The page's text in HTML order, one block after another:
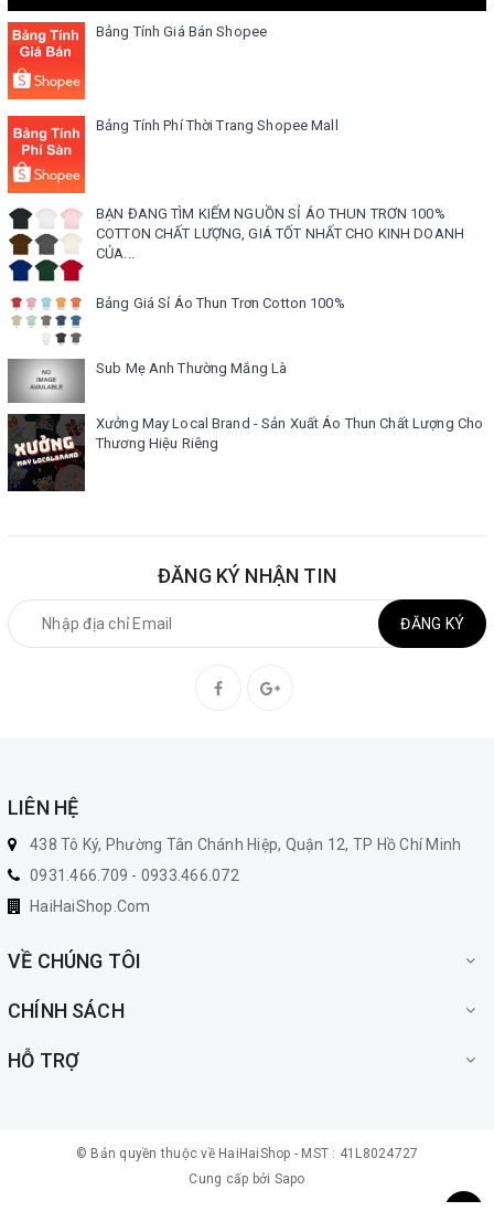
Bảng Tính Giá Bán Shopee
Bảng Tính Phí Thời Trang Shopee Mall
BẠN ĐANG TÌM KIẾM NGUỒN SỈ ÁO THUN TRƠN 100%
COTTON CHẤT LƯỢNG, GIÁ TỐT NHẤT CHO KINH DOANH
CỦA...
Bảng Giá Sỉ Áo Thun Trơn Cotton 100%
Sub Mẹ Anh Thường Mắng Là
Xưởng May Local Brand - Sản Xuất Áo Thun Chất Lượng Cho
Thương Hiệu Riêng
ĐĂNG KÝ NHẬN TIN
ĐĂNG KÝ
LIÊN HỆ
438 Tô Ký, Phường Tân Chánh Hiệp, Quận 12, TP Hồ Chí Minh
0931.466.709 - 0933.466.072
HaiHaiShop.Com
VỀ CHÚNG TÔI
CHÍNH SÁCH
HỖ TRỢ
© Bản quyền thuộc về HaiHaiShop - MST : 41L8024727
Cung cấp bởi Sapo